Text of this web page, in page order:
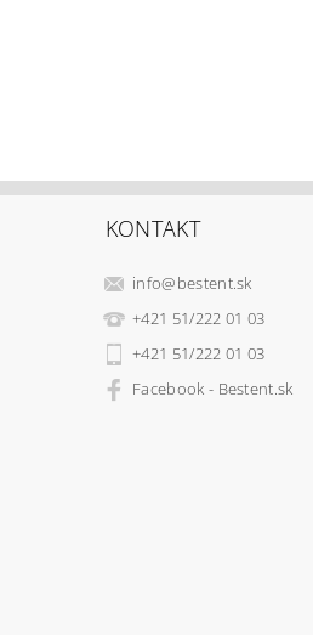
KONTAKT
info@bestent.sk
+421 51/222 01 03
+421 51/222 01 03
Facebook - Bestent.sk